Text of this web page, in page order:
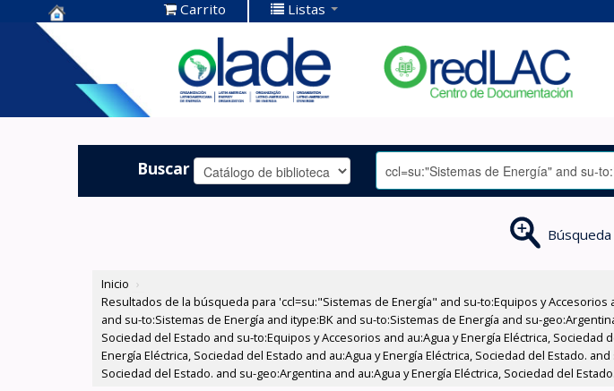
Centro de
Documentación
OLADE -
Carrito Listas
Buscar
Inicio ›
Resultados de la búsqueda para 'ccl=su:"Sistemas de Energía" and su-to:Equipos y Accesorios
and su-to:Sistemas de Energía and itype:BK and su-to:Sistemas de Energía and su-
Sociedad del Estado and su-to:Equipos y Accesorios and au:Agua y Energía Eléctrica,
Energía Eléctrica, Sociedad del Estado and au:Agua y Energía Eléctrica, Sociedad del Estado.
Sociedad del Estado. and su-geo:Argentina and au:Agua y Energía Eléctrica, Sociedad del